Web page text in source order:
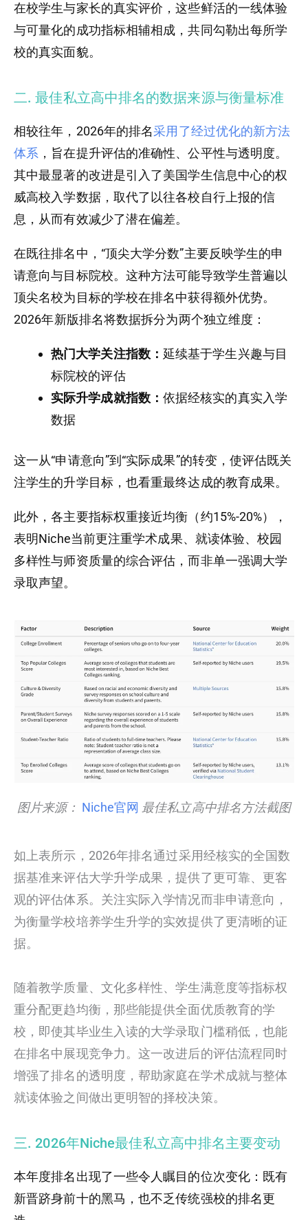
在校学生与家长的真实评价，这些鲜活的一线体验
与可量化的成功指标相辅相成，共同勾勒出每所学
校的真实面貌。
二. 最佳私立高中排名的数据来源与衡量标准
相较往年，2026年的排名采用了经过优化的新方法
体系 ，旨在提升评估的准确性、公平性与透明度。
其中最显著的改进是引入了美国学生信息中心的权
威高校入学数据，取代了以往各校自行上报的信
息，从而有效减少了潜在偏差。
在既往排名中，“顶尖大学分数”主要反映学生的申
请意向与目标院校。这种方法可能导致学生普遍以
顶尖名校为目标的学校在排名中获得额外优势。
2026年新版排名将数据拆分为两个独立维度：
热门大学关注指数： 延续基于学生兴趣与目
标院校的评估
实际升学成就指数： 依据经核实的真实入学
数据
这一从“申请意向”到“实际成果”的转变，使评估既关
注学生的升学目标，也看重最终达成的教育成果。
此外，各主要指标权重接近均衡（约15%-20%），
表明Niche当前更注重学术成果、就读体验、校园
多样性与师资质量的综合评估，而非单一强调大学
录取声望。
图片来源： Niche官网 最佳私立高中排名方法截图
如上表所示，2026年排名通过采用经核实的全国数
据基准来评估大学升学成果，提供了更可靠、更客
观的评估体系。关注实际入学情况而非申请意向，
为衡量学校培养学生升学的实效提供了更清晰的证
据。
随着教学质量、文化多样性、学生满意度等指标权
重分配更趋均衡，那些能提供全面优质教育的学
校，即使其毕业生入读的大学录取门槛稍低，也能
在排名中展现竞争力。这一改进后的评估流程同时
增强了排名的透明度，帮助家庭在学术成就与整体
就读体验之间做出更明智的择校决策。
三. 2026年Niche最佳私立高中排名主要变动
本年度排名出现了一些令人瞩目的位次变化：既有
新晋跻身前十的黑马，也不乏传统强校的排名更